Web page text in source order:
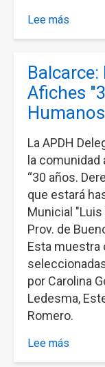
Lee más
en
el
Centro
Cultural
Juana
Afiches
La APDH
la
“30 años.
que estará
Municial "Luis
Prov. de
Esta muestra
por Carolina
Ledesma,
Romero.
Lee más